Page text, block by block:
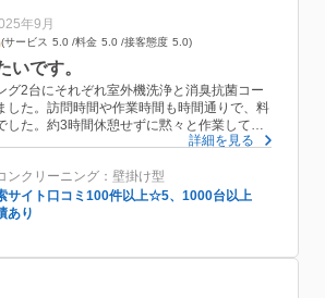
年9月
サービス 5.0 料金 5.0 接客態度 5.0
いです。
グ2台にそれぞれ室外機洗浄と消臭抗菌コー
した。訪問時間や作業時間も時間通りで、料
した。約3時間休憩せずに黙々と作業して下
には、ビフォーアフターを写真を見せて説明
は初めてでしたが、クリーンサポートレイン
長の玉川さんが来てくださるとのことで、安
詳細を見る
ンクリーニング：壁掛け型
サイト口コミ100件以上☆5、1000台以上
あり